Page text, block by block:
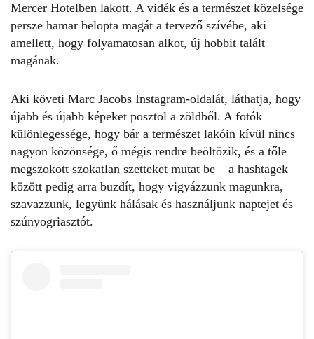
Mercer Hotelben lakott. A vidék és a természet közelsége
persze hamar belopta magát a tervező szívébe, aki
amellett, hogy folyamatosan alkot, új hobbit talált
magának.
Aki követi Marc Jacobs Instagram-oldalát, láthatja, hogy
újabb és újabb képeket posztol a zöldből. A fotók
különlegessége, hogy bár a természet lakóin kívül nincs
nagyon közönsége, ő mégis rendre beöltözik, és a tőle
megszokott szokatlan szetteket mutat be – a hashtagek
között pedig arra buzdít, hogy vigyázzunk magunkra,
szavazzunk, legyünk hálásak és használjunk naptejet és
szúnyogriasztót.